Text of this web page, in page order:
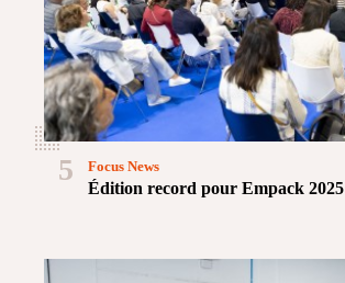
5
Édition record pour Empack 2025
Focus News